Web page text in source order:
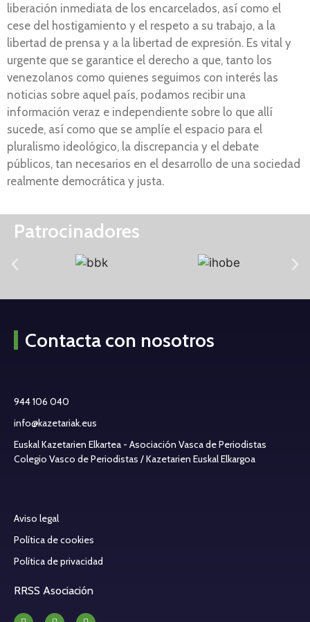
liberación inmediata de los encarcelados, así como el
cese del hostigamiento y el respeto a su trabajo, a la
libertad de prensa y a la libertad de expresión. Es vital y
urgente que se garantice el derecho a que, tanto los
venezolanos como quienes seguimos con interés las
noticias sobre aquel país, podamos recibir una
información veraz e independiente sobre lo que allí
sucede, así como que se amplíe el espacio para el
pluralismo ideológico, la discrepancia y el debate
públicos, tan necesarios en el desarrollo de una sociedad
realmente democrática y justa.
Patrocinadores
Contacta con nosotros
944 106 040
info@kazetariak.eus
Euskal Kazetarien Elkartea - Asociación Vasca de Periodistas
Colegio Vasco de Periodistas / Kazetarien Euskal Elkargoa
Aviso legal
Política de cookies
Política de privacidad
RRSS Asociación